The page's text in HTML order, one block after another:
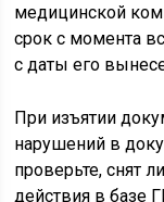
медицинской
срок с момента
с даты его
При изъятии
нарушений в
проверьте, снят
действия в базе